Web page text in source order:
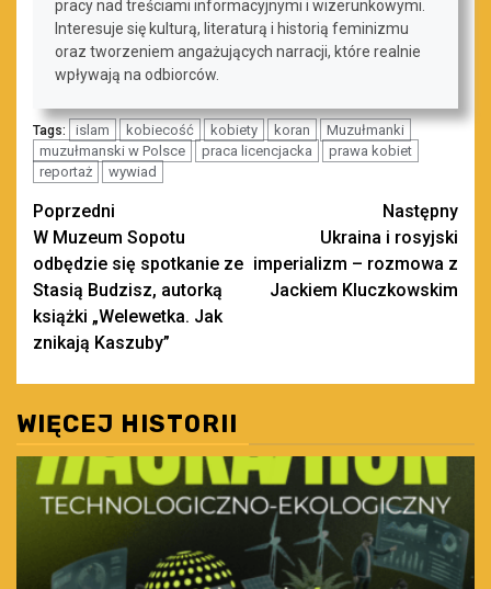
pracy nad treściami informacyjnymi i wizerunkowymi.
Interesuje się kulturą, literaturą i historią feminizmu
oraz tworzeniem angażujących narracji, które realnie
wpływają na odbiorców.
Tags: islam kobiecość kobiety koran
Muzułmanki
muzułmanski w Polsce
praca licencjacka
prawa kobiet
reportaż
wywiad
Zobacz
wpisy
Poprzedni
W Muzeum Sopotu
odbędzie się spotkanie ze
Stasią Budzisz, autorką
książki „Welewetka. Jak
znikają Kaszuby”
Następny
Ukraina i rosyjski
imperializm – rozmowa z
Jackiem Kluczkowskim
WIĘCEJ HISTORII